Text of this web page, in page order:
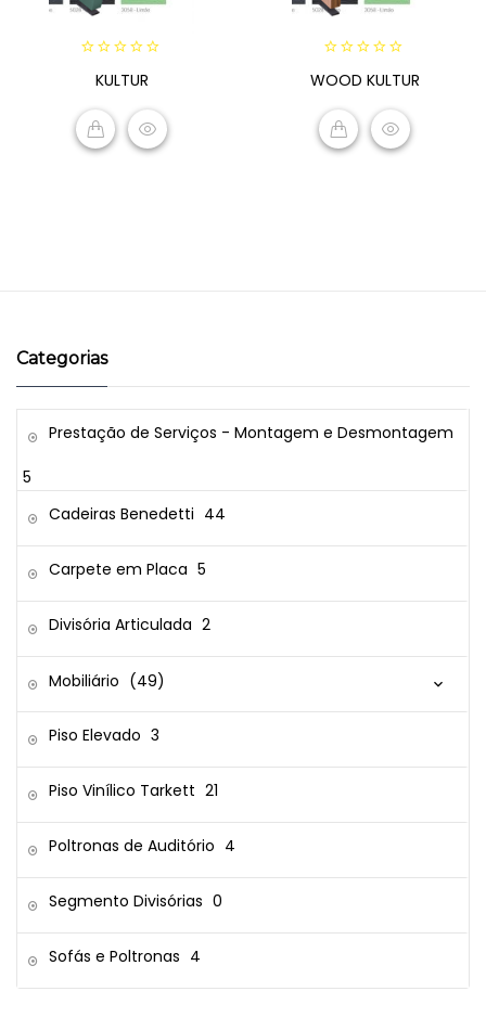
out
5
KULTUR
out
5
WOOD KULTUR
Categorias
Prestação de Serviços - Montagem e Desmontagem
5
Cadeiras Benedetti 44
Carpete em Placa 5
Divisória Articulada 2
Mobiliário (49)
Piso Elevado 3
Piso Vinílico Tarkett 21
Poltronas de Auditório 4
Segmento Divisórias 0
Sofás e Poltronas 4